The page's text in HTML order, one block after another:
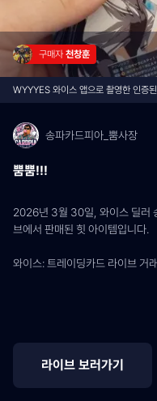
구매자 천창훈
WYYYES 와이스 앱으로 촬영한 인증
송파카드피아_뿜사장
뿜뿜!!!
2026년 3월 30일, 와이스 딜러
브에서 판매된 힛 아이템입니다.
와이스: 트레이딩카드 라이브 거
라이브 보러가기